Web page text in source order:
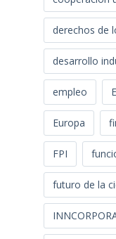
derechos de
desarrollo
empleo
Europa
FPI
futuro de la